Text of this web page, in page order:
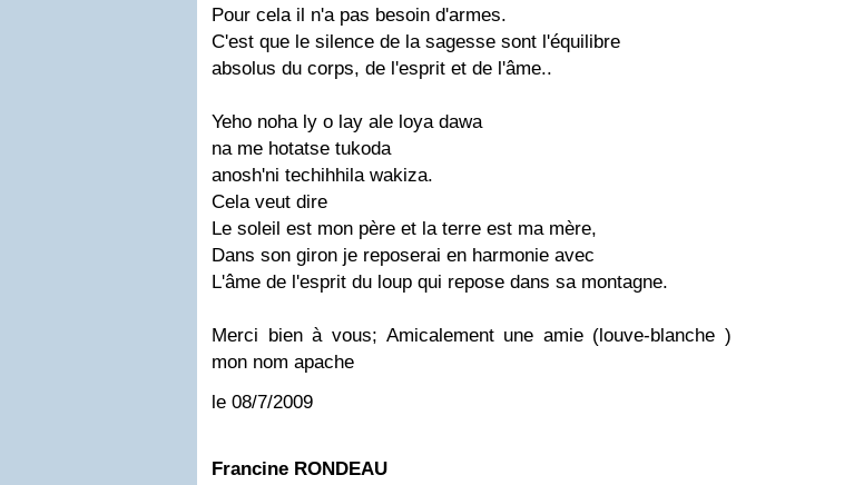
Pour cela il n'a pas besoin d'armes.
C'est que le silence de la sagesse sont l'équilibre
absolus du corps, de l'esprit et de l'âme..
Yeho noha ly o lay ale loya dawa
na me hotatse tukoda
anosh'ni techihhila wakiza.
Cela veut dire
Le soleil est mon père et la terre est ma mère,
Dans son giron je reposerai en harmonie avec
L'âme de l'esprit du loup qui repose dans sa montagne.
Merci bien à vous; Amicalement une amie (louve-blanche )
mon nom apache
le 08/7/2009
Francine RONDEAU